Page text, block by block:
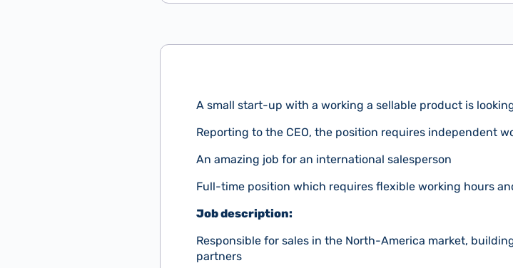
A small start-up with a working a sellable product is
Reporting to the CEO, the position requires independent
An amazing job for an international salesperson
Full-time position which requires flexible working hours
Job description:
Responsible for sales in the North-America market,
partners